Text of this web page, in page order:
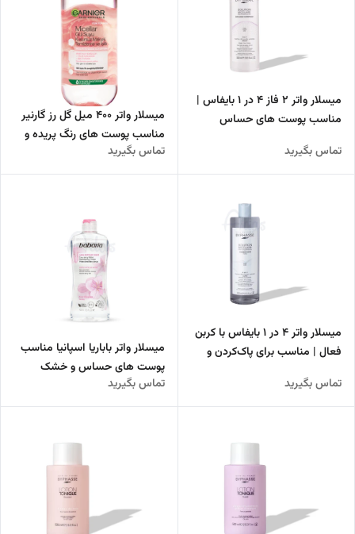
میسلار واتر 2 فاز 4 در 1 بایفاس |
مناسب پوست های حساس
تماس بگیرید
میسلار واتر 400 میل گل رز گارنیر
مناسب پوست های رنگ پریده و
حساس
تماس بگیرید
میسلار واتر 4 در 1 بایفاس با کربن
فعال | مناسب برای پاک‌کردن و
تماس بگیرید
میسلار واتر باباریا اسپانیا مناسب
پوست های حساس و خشک
تماس بگیرید